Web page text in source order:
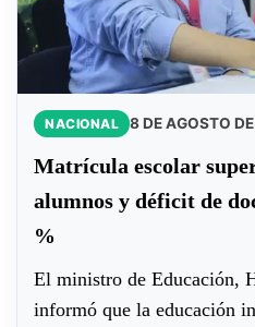
NACIONAL 8 DE AGOSTO
Matrícula escolar
alumnos y déficit de
%
El ministro de Educación,
informó que la educación